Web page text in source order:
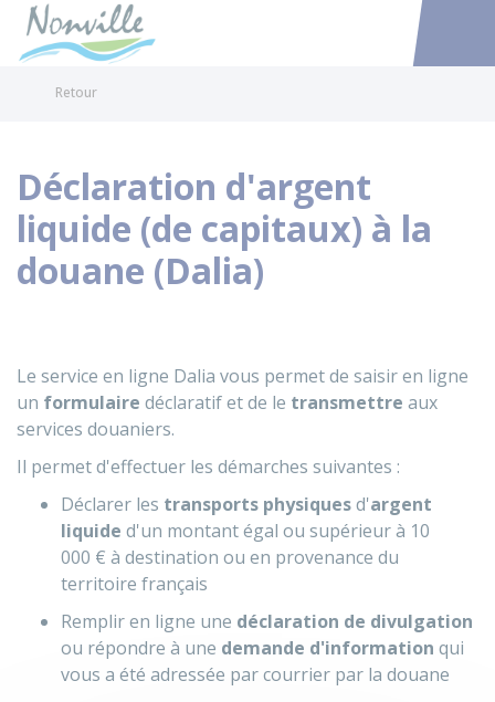
Accéder
Retour
Déclaration d'argent
liquide (de capitaux) à la
douane (Dalia)
Le service en ligne Dalia vous permet de saisir en ligne
un formulaire déclaratif et de le transmettre aux
services douaniers.
Il permet d'effectuer les démarches suivantes :
Déclarer les transports physiquesd'argent
liquide d'un montant égal ou supérieur à 10
000 € à destination ou en provenance du
territoire français
Remplir en ligne une déclaration de divulgation
ou répondre à une demande d'information qui
vous a été adressée par courrier par la douane